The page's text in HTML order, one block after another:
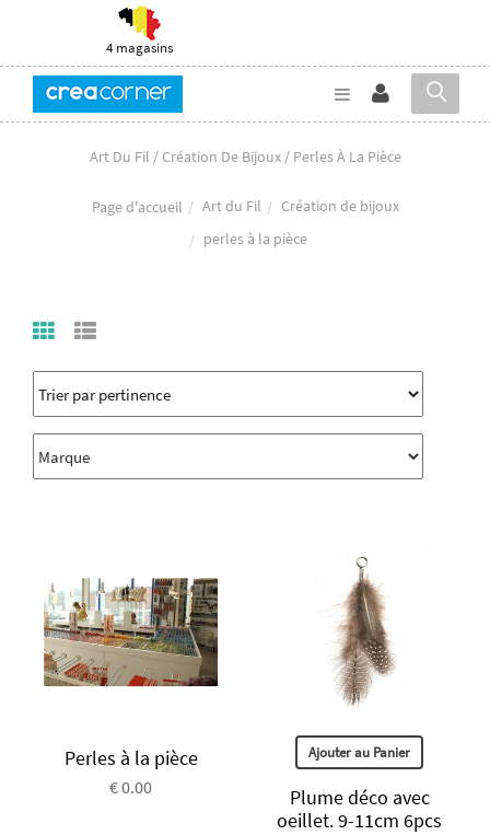
4 magasins
Art Du Fil / Création De Bijoux / Perles À La Pièce
Page d'accueil Art du Fil
Création de bijoux
perles à la pièce
Perles à la pièce
€ 0.00
Ajouter au Panier
Plume déco avec
oeillet. 9-11cm 6pcs